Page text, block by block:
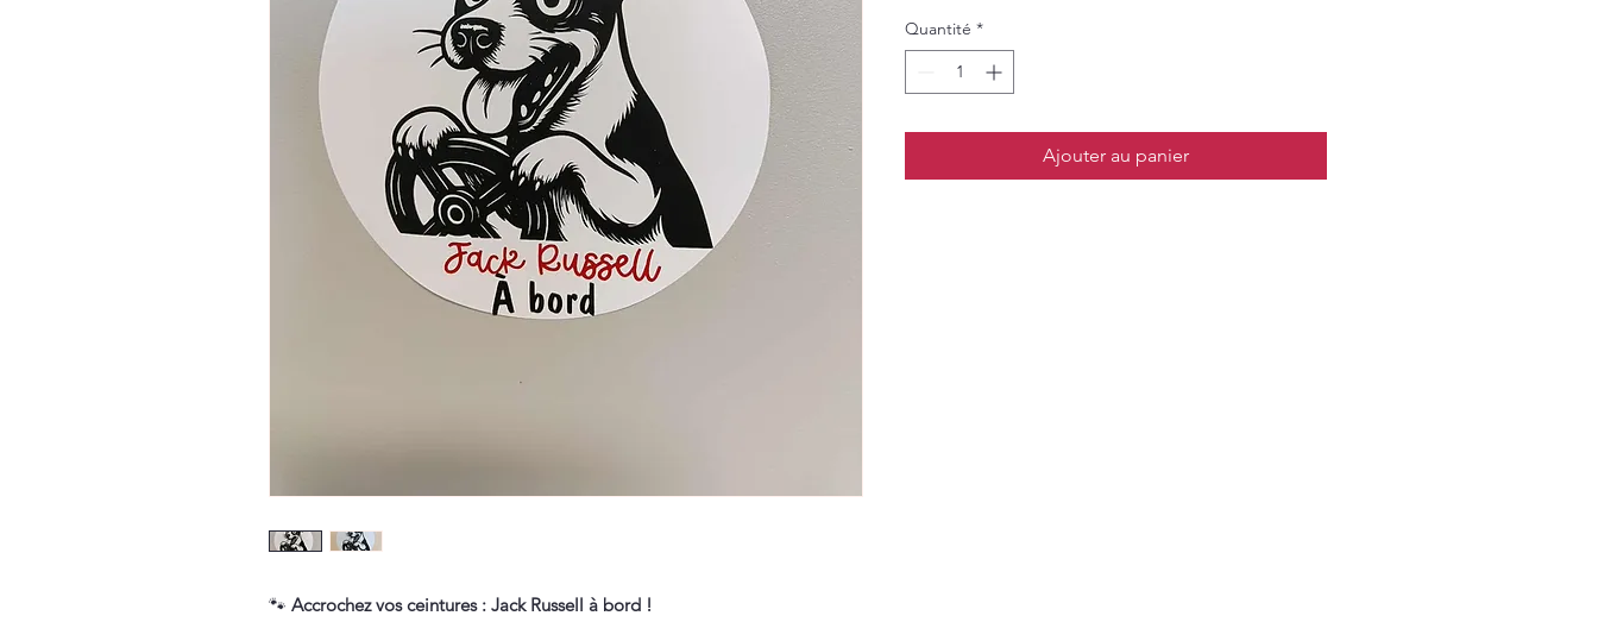
🐾 Accrochez vos ceintures : Jack Russell à bord !
Quantité *
Ajouter au panier